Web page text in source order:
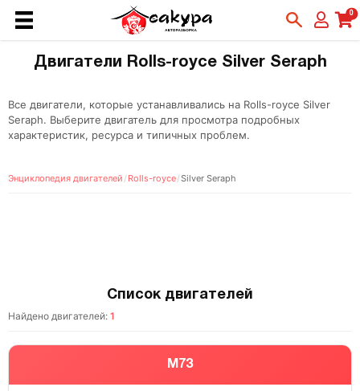
0
Двигатели Rolls-royce Silver Seraph
Все двигатели, которые устанавливались на Rolls-royce Silver
Seraph. Выберите двигатель для просмотра подробных
характеристик, ресурса и типичных проблем.
Энциклопедия двигателей / Rolls-royce/Silver Seraph
Список двигателей
Найдено двигателей: 1
M73